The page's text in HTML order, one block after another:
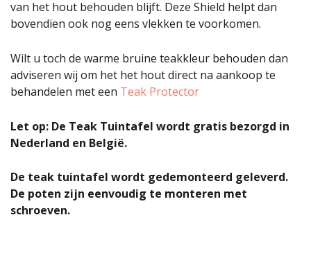
van het hout behouden blijft. Deze Shield helpt dan
bovendien ook nog eens vlekken te voorkomen.
Wilt u toch de warme bruine teakkleur behouden dan
adviseren wij om het het hout direct na aankoop te
behandelen met een Teak Protector
Let op: De Teak Tuintafel wordt gratis bezorgd in
Nederland en België.
De teak tuintafel wordt gedemonteerd geleverd.
De poten zijn eenvoudig te monteren met
schroeven.